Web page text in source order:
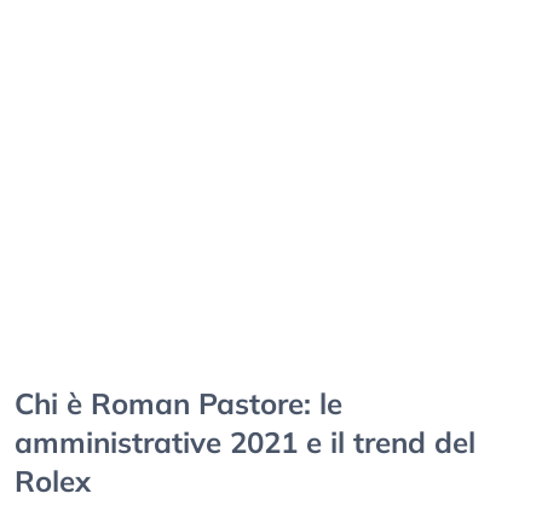
Chi è Roman Pastore: le
amministrative 2021 e il trend del
Rolex